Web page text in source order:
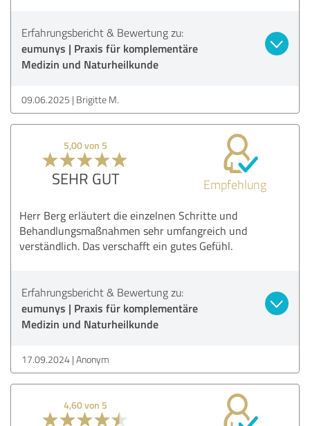
Erfahrungsbericht & Bewertung zu:
eumunys | Praxis für komplementäre
Medizin und Naturheilkunde
09.06.2025 Brigitte M.
5,00 von 5
SEHR GUT Empfehlung
Herr Berg erläutert die einzelnen Schritte und
Behandlungsmaßnahmen sehr umfangreich und
verständlich. Das verschafft ein gutes Gefühl.
Erfahrungsbericht & Bewertung zu:
eumunys | Praxis für komplementäre
Medizin und Naturheilkunde
17.09.2024 Anonym
4,60 von 5